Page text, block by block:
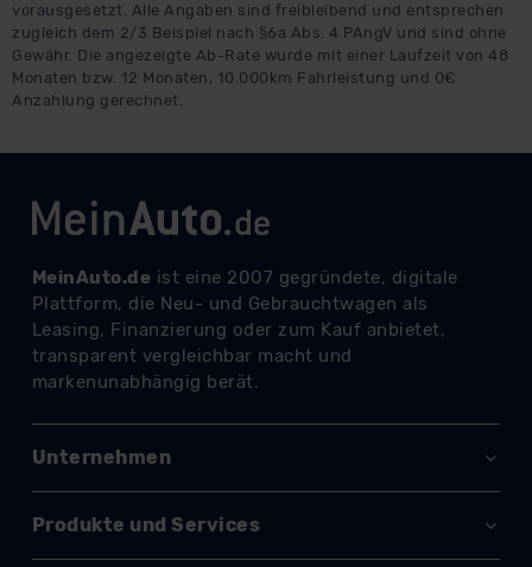
vorausgesetzt. Alle Angaben sind freibleibend und entsprechen
zugleich dem 2/3 Beispiel nach §6a Abs. 4 PAngV und sind ohne
Gewähr. Die angezeigte Ab-Rate wurde mit einer Laufzeit von 48
Monaten bzw. 12 Monaten, 10.000km Fahrleistung und 0€
Anzahlung gerechnet.